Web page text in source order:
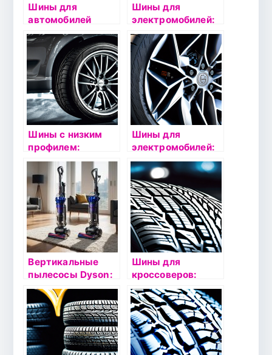
Шины для
автомобилей
класса люкс:
особенности
выбора и
эксплуатации
Шины для
электромобилей:
особенности
выбора и
эксплуатации
Шины с низким
профилем:
особенности
выбора и
эксплуатации
Шины для
электромобилей:
особенности
выбора и
эксплуатации
Вертикальные
пылесосы Dyson:
идеальные
помощники по
уборке в Москве
Шины для
кроссоверов:
особенности
выбора и
эксплуатации